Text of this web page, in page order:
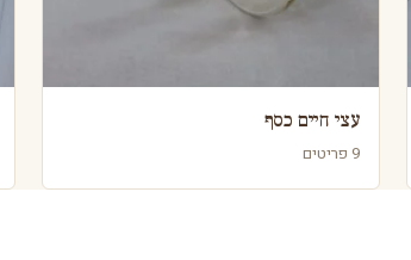
עצי חיים כסף
9 פריטים